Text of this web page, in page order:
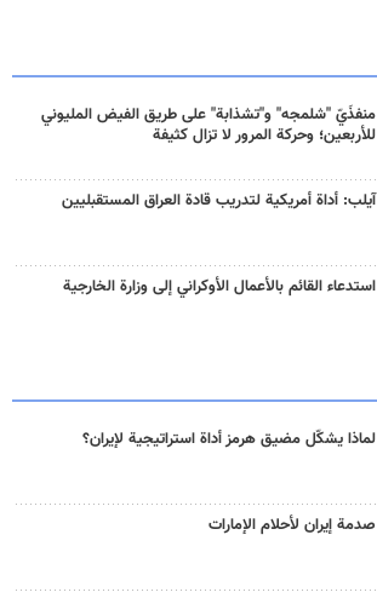
منفذَيّ "شلمجه" و"تشذابة" على طريق الفيض المليوني
للأربعين؛ وحركة المرور لا تزال كثيفة
آيلب: أداة أمريكية لتدريب قادة العراق المستقبليين
استدعاء القائم بالأعمال الأوكراني إلى وزارة الخارجية
لماذا يشكّل مضيق هرمز أداة استراتيجية لإيران؟
صدمة إيران لأحلام الإمارات